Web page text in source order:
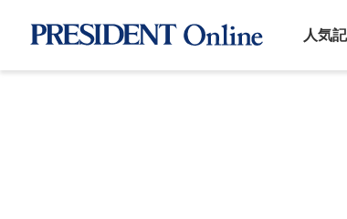
人気